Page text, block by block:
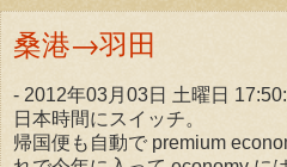
桑港→羽田
- 2012年03月03日 土曜日
日本時間にスイッチ。
帰国便も自動で premium